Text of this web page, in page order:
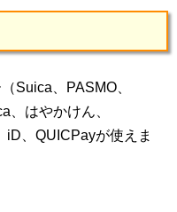
Suica、PASMO、
、はやかけん、
、QUICPayが使えま